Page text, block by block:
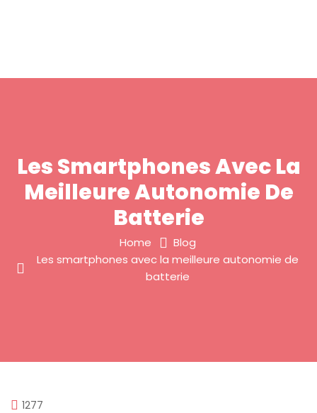
Les Smartphones Avec La
Meilleure Autonomie De
Batterie
Home
Blog
Les smartphones avec la meilleure autonomie de
batterie
1277